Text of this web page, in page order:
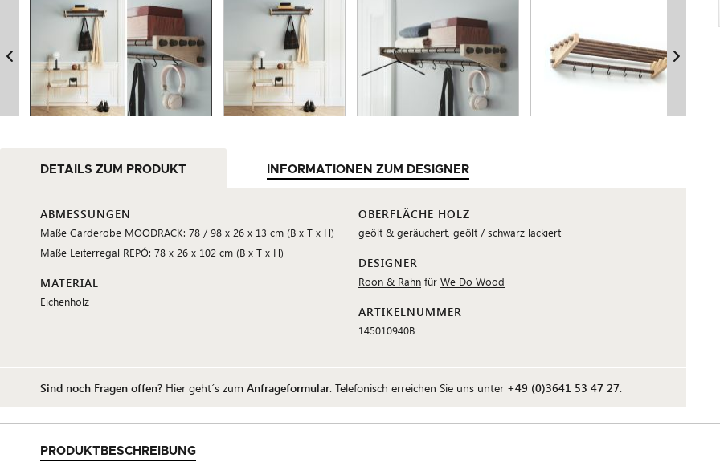
DETAILS ZUM PRODUKT INFORMATIONEN ZUM DESIGNER
ABMESSUNGEN
Maße Garderobe MOODRACK: 78 / 98 x 26 x 13 cm (B x T x H)
Maße Leiterregal REPÓ: 78 x 26 x 102 cm (B x T x H)
MATERIAL
Eichenholz
OBERFLÄCHE HOLZ
geölt & geräuchert, geölt / schwarz lackiert
DESIGNER
Roon & Rahn für We Do Wood
ARTIKELNUMMER
145010940B
Sind noch Fragen offen? Hier geht´s zum Anfrageformular. Telefonisch erreichen Sie uns unter +49 (0)3641 53 47 27.
PRODUKTBESCHREIBUNG